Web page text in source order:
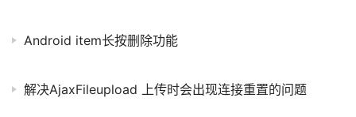
Android item长按删除功能
解决AjaxFileupload 上传时会出现连接重置的问题